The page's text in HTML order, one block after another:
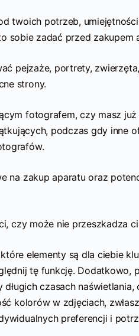
twoich potrzeb,
sobie zadać przed zakupem
pejzaże, portrety,
strony.
fotografem, czy masz
podczas gdy inne
na zakup aparatu oraz
czy może nie przeszkadza
elementy są dla ciebie
tę funkcję. Dodatkowo,
czasach naświetlania,
kolorów w zdjęciach,
preferencji i